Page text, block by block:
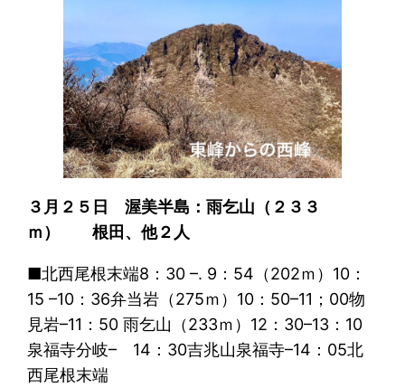
３月２５日 渥美半島：雨乞山（２３３
ｍ） 根田、他２人
■北西尾根末端8：30 –. 9：54（202ｍ）10：
15 –10：36弁当岩（275ｍ）10：50–11；00物
見岩–11：50 雨乞山（233ｍ）12：30–13：10
泉福寺分岐– 14：30吉兆山泉福寺–14：05北
西尾根末端